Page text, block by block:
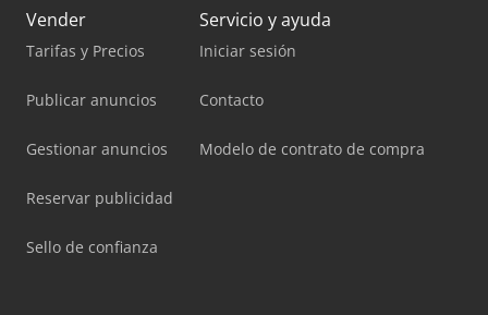
Vender
Tarifas y Precios
Publicar anuncios
Gestionar anuncios
Reservar publicidad
Sello de confianza
Servicio y ayuda
Iniciar sesión
Contacto
Modelo de contrato de compra